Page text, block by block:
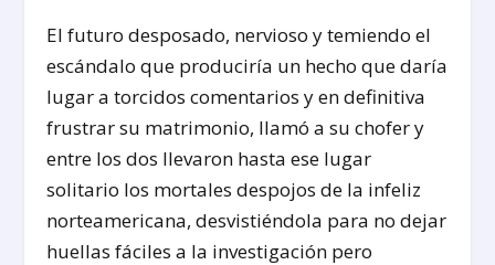
El futuro desposado, nervioso y temiendo el
es­cándalo que produciría un hecho que daría
lugar a torcidos comentarios y en definitiva
frustrar su matrimonio, llamó a su chofer y
entre los dos lle­varon hasta ese lugar
solitario los mortales des­pojos de la infeliz
norteamericana, desvistiéndola para no dejar
huellas fáciles a la investigación pero